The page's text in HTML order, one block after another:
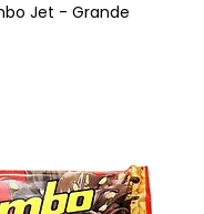
Jet - Grande